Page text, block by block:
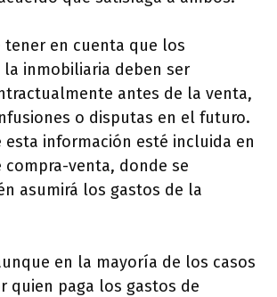
tener en cuenta que los
la inmobiliaria deben ser
antes de la venta,
o disputas en el futuro.
esta información esté incluida en
venta, donde se
asumirá los gastos de la
en la mayoría de los casos
quien paga los gastos de